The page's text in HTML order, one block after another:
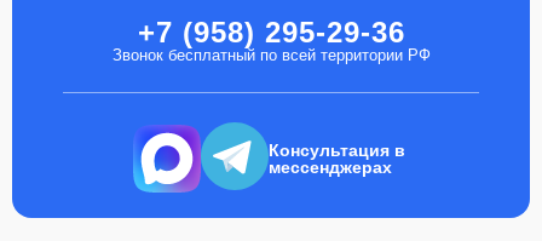
+7 (958) 295-29-36
Звонок бесплатный по всей территории РФ
Консультация в
мессенджерах